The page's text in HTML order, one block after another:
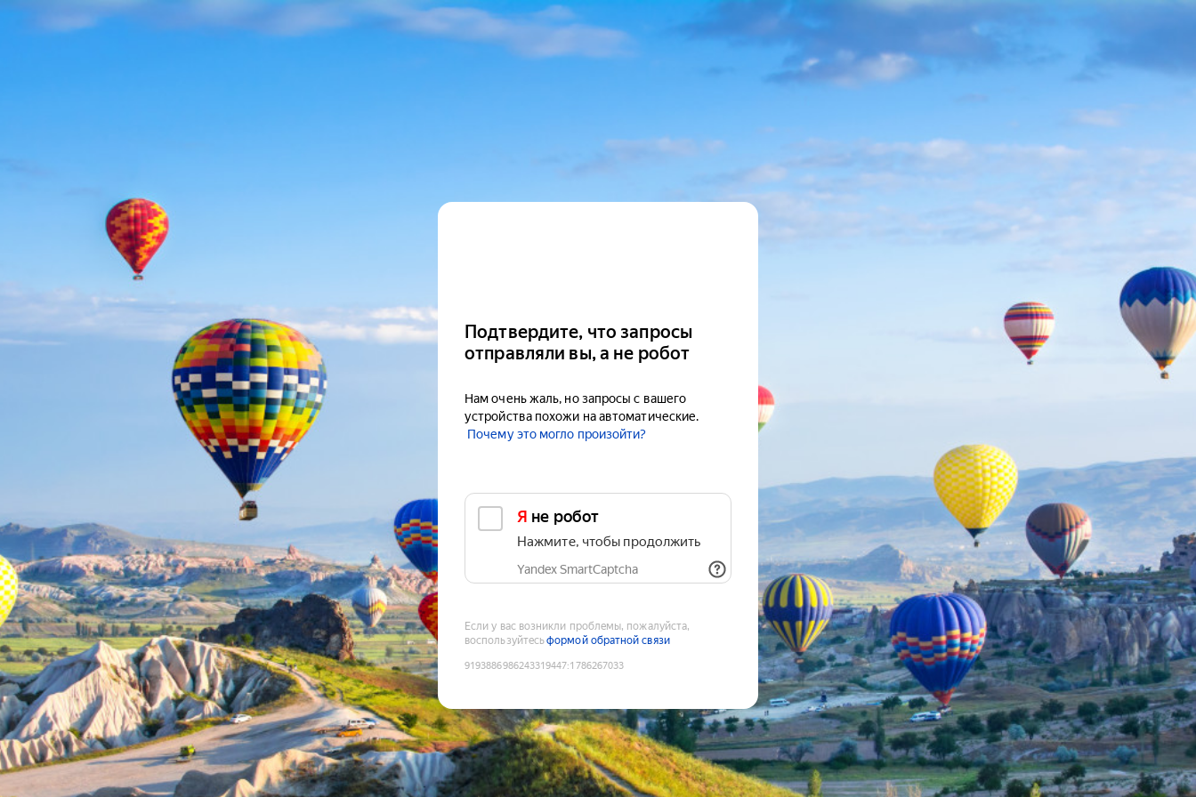
Подтвердите, что запросы
отправляли вы, а не робот
Нам очень жаль, но запросы с вашего
устройства похожи на автоматические.
Почему это могло произойти?
Я не робот
Нажмите, чтобы продолжить
Yandex SmartCaptcha
Если у вас возникли проблемы, пожалуйста,
воспользуйтесьформой обратной связи
9193886986243319447:1786267033